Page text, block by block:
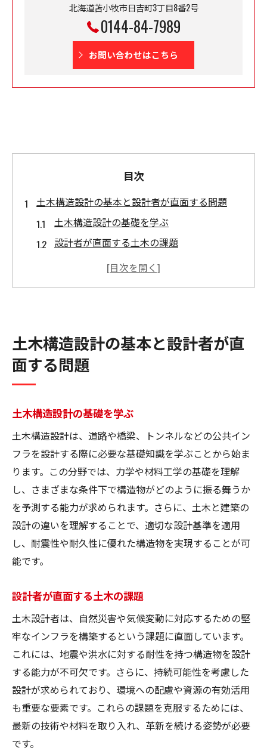
北海道苫小牧市日吉町3丁目8番2号
0144-84-7989
お問い合わせはこちら
目次
土木構造設計の基本と設計者が直面する問題
土木構造設計の基礎を学ぶ
設計者が直面する土木の課題
土木構造設計における問題点を検証
土木構造設計と建築設計の違いとは？
土木と建築の設計基準の違い
チ
土木構造設計と建築構造設計の違い
土木建築設計の違いについて
高校で学ぶ土木構造設計の重要性を解説
高校での土木構造設計学習の意義
土木構造設計教育の重要性を考える
高校教育における土木構造設計の役割
学校での土木構造設計学習のポイント
土木構造設計における構造計算の役割
土木構造設計での構造計算の重要性
構造計算が支える土木構造設計
土木における構造計算の基礎知識
土木構造設計に必要な構造計算の知識
土木構造設計の基本と設計者が直
面する問題
土木構造設計の基礎を学ぶ
土木構造設計は、道路や橋梁、トンネルなどの公共イン
フラを設計する際に必要な基礎知識を学ぶことから始ま
ります。この分野では、力学や材料工学の基礎を理解
し、さまざまな条件下で構造物がどのように振る舞うか
を予測する能力が求められます。さらに、土木と建築の
設計の違いを理解することで、適切な設計基準を適用
し、耐震性や耐久性に優れた構造物を実現することが可
能です。
設計者が直面する土木の課題
土木設計者は、自然災害や気候変動に対応するための堅
牢なインフラを構築するという課題に直面しています。
これには、地震や洪水に対する耐性を持つ構造物を設計
する能力が不可欠です。さらに、持続可能性を考慮した
設計が求められており、環境への配慮や資源の有効活用
も重要な要素です。これらの課題を克服するためには、
最新の技術や材料を取り入れ、革新を続ける姿勢が必要
です。